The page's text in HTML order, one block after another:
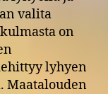
valita
on
lyhyen
Maatalouden